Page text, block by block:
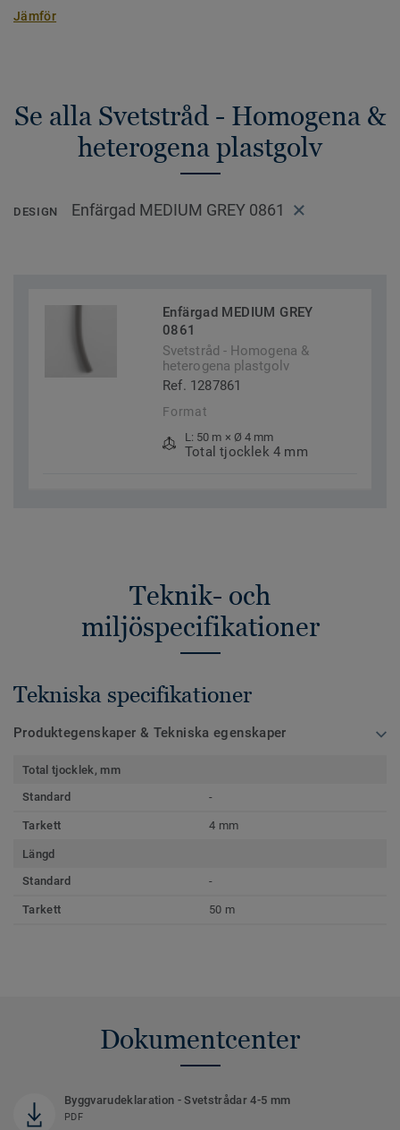
Jämför
Se alla Svetstråd - Homogena &
heterogena plastgolv
DESIGN Enfärgad MEDIUM GREY 0861
Enfärgad MEDIUM GREY
0861
Svetstråd - Homogena &
heterogena plastgolv
Ref. 1287861
Format
L: 50 m × Ø 4 mm
Total tjocklek 4 mm
Teknik- och
miljöspecifikationer
Tekniska specifikationer
Produktegenskaper & Tekniska egenskaper
Total tjocklek, mm
Standard
-
Tarkett 4 mm
Längd
Standard
-
Tarkett 50 m
Dokumentcenter
Byggvarudeklaration - Svetstrådar 4-5 mm
PDF